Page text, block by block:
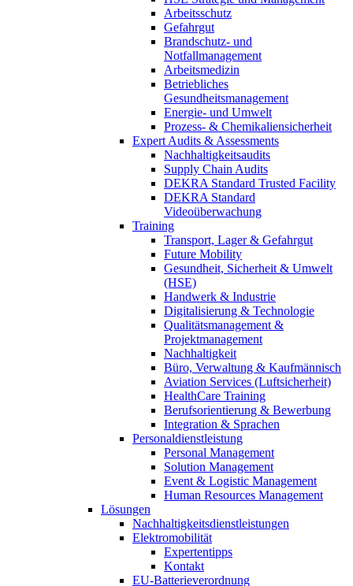
Arbeitsschutz
Gefahrgut
Brandschutz- und
Notfallmanagement
Arbeitsmedizin
Betriebliches
Gesundheitsmanagement
Energie- und Umwelt
Prozess- & Chemikaliensicherheit
Expert Audits & Assessments
Nachhaltigkeitsaudits
Supply Chain Audits
DEKRA Standard Trusted Facility
DEKRA Standard
Videoüberwachung
Training
Transport, Lager & Gefahrgut
Future Mobility
Gesundheit, Sicherheit & Umwelt
(HSE)
Handwerk & Industrie
Digitalisierung & Technologie
Qualitätsmanagement &
Projektmanagement
Nachhaltigkeit
Büro, Verwaltung & Kaufmännisch
Aviation Services (Luftsicherheit)
HealthCare Training
Berufsorientierung & Bewerbung
Integration & Sprachen
Personaldienstleistung
Personal Management
Solution Management
Event & Logistic Management
Human Resources Management
Lösungen
Nachhaltigkeitsdienstleistungen
Elektromobilität
Expertentipps
Kontakt
EU-Batterieverordnung